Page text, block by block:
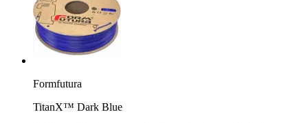
Formfutura
TitanX™ Dark Blue